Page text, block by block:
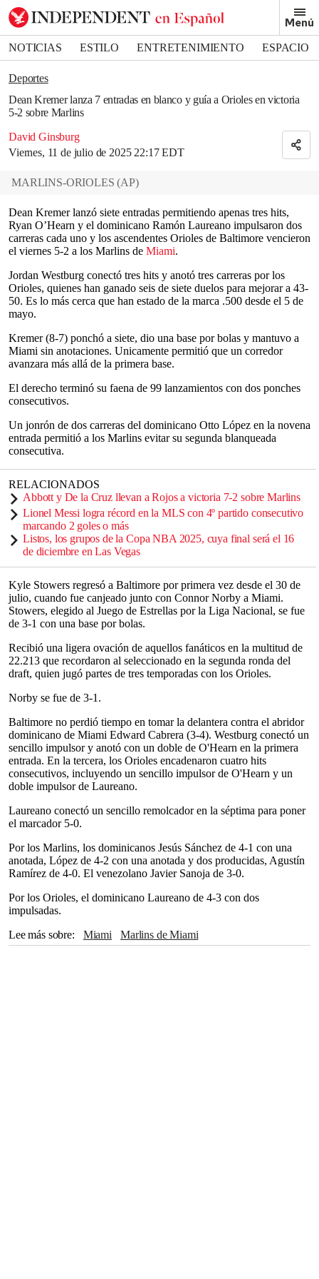
Menú
NOTICIAS ESTILO ENTRETENIMIENTO
ESPACIO
DEPORTES
Deportes
Dean Kremer lanza 7 entradas en blanco y guía a Orioles en victoria
5-2 sobre Marlins
David Ginsburg
Viernes, 11 de julio de 2025 22:17 EDT
Bookmark popover
Removed from bookmarks
Close popover
MARLINS-ORIOLES (AP)
Dean Kremer lanzó siete entradas permitiendo apenas tres hits,
Ryan O’Hearn y el dominicano Ramón Laureano impulsaron dos
carreras cada uno y los ascendentes Orioles de Baltimore vencieron
el viernes 5-2 a los Marlins de Miami.
Jordan Westburg conectó tres hits y anotó tres carreras por los
Orioles, quienes han ganado seis de siete duelos para mejorar a 43-
50. Es lo más cerca que han estado de la marca .500 desde el 5 de
mayo.
Kremer (8-7) ponchó a siete, dio una base por bolas y mantuvo a
Miami sin anotaciones. Unicamente permitió que un corredor
avanzara más allá de la primera base.
El derecho terminó su faena de 99 lanzamientos con dos ponches
consecutivos.
Un jonrón de dos carreras del dominicano Otto López en la novena
entrada permitió a los Marlins evitar su segunda blanqueada
consecutiva.
RELACIONADOS
Abbott y De la Cruz llevan a Rojos a victoria 7-2 sobre Marlins
Lionel Messi logra récord en la MLS con 4º partido consecutivo
marcando 2 goles o más
Listos, los grupos de la Copa NBA 2025, cuya final será el 16
de diciembre en Las Vegas
Kyle Stowers regresó a Baltimore por primera vez desde el 30 de
julio, cuando fue canjeado junto con Connor Norby a Miami.
Stowers, elegido al Juego de Estrellas por la Liga Nacional, se fue
de 3-1 con una base por bolas.
Recibió una ligera ovación de aquellos fanáticos en la multitud de
22.213 que recordaron al seleccionado en la segunda ronda del
draft, quien jugó partes de tres temporadas con los Orioles.
Norby se fue de 3-1.
Baltimore no perdió tiempo en tomar la delantera contra el abridor
dominicano de Miami Edward Cabrera (3-4). Westburg conectó un
sencillo impulsor y anotó con un doble de O'Hearn en la primera
entrada. En la tercera, los Orioles encadenaron cuatro hits
consecutivos, incluyendo un sencillo impulsor de O'Hearn y un
doble impulsor de Laureano.
Laureano conectó un sencillo remolcador en la séptima para poner
el marcador 5-0.
Por los Marlins, los dominicanos Jesús Sánchez de 4-1 con una
anotada, López de 4-2 con una anotada y dos producidas, Agustín
Ramírez de 4-0. El venezolano Javier Sanoja de 3-0.
Por los Orioles, el dominicano Laureano de 4-3 con dos
impulsadas.
Lee más sobre
Miami Marlins de Miami